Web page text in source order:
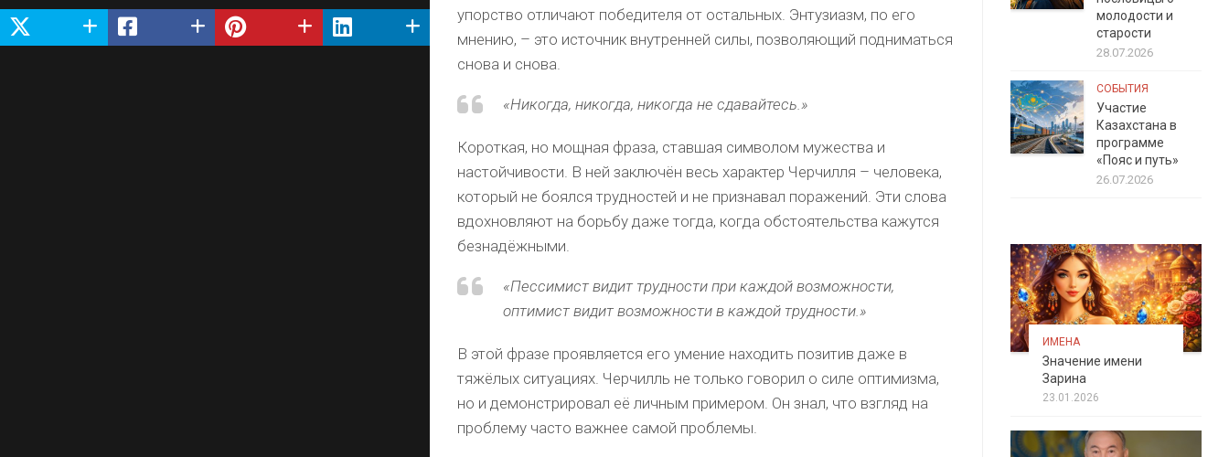
упорство отличают победителя от остальных. Энтузиазм, по его
мнению, – это источник внутренней силы, позволяющий подниматься
снова и снова.
«Никогда, никогда, никогда не сдавайтесь.»
Короткая, но мощная фраза, ставшая символом мужества и
настойчивости. В ней заключён весь характер Черчилля – человека,
который не боялся трудностей и не признавал поражений. Эти слова
вдохновляют на борьбу даже тогда, когда обстоятельства кажутся
безнадёжными.
«Пессимист видит трудности при каждой возможности,
оптимист видит возможности в каждой трудности.»
В этой фразе проявляется его умение находить позитив даже в
тяжёлых ситуациях. Черчилль не только говорил о силе оптимизма,
но и демонстрировал её личным примером. Он знал, что взгляд на
проблему часто важнее самой проблемы.
молодости и
старости
28.07.2026
СОБЫТИЯ
Участие
Казахстана в
программе
«Пояс и путь»
26.07.2026
ИМЕНА
Значение имени
Зарина
23.01.2026